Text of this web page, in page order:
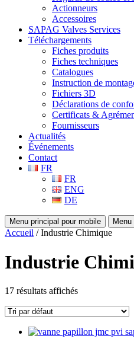
Actionneurs
Accessoires
SAPAG Valves Services
Téléchargements
Fiches produits
Fiches techniques
Catalogues
Instruction de
Fichiers 3D
Déclarations de
Certificats &
Fournisseurs
Actualités
Événements
Contact
FR
FR
ENG
DE
Menu principal pour mobile
Accueil / Industrie Chimique
Industrie
17 résultats affichés